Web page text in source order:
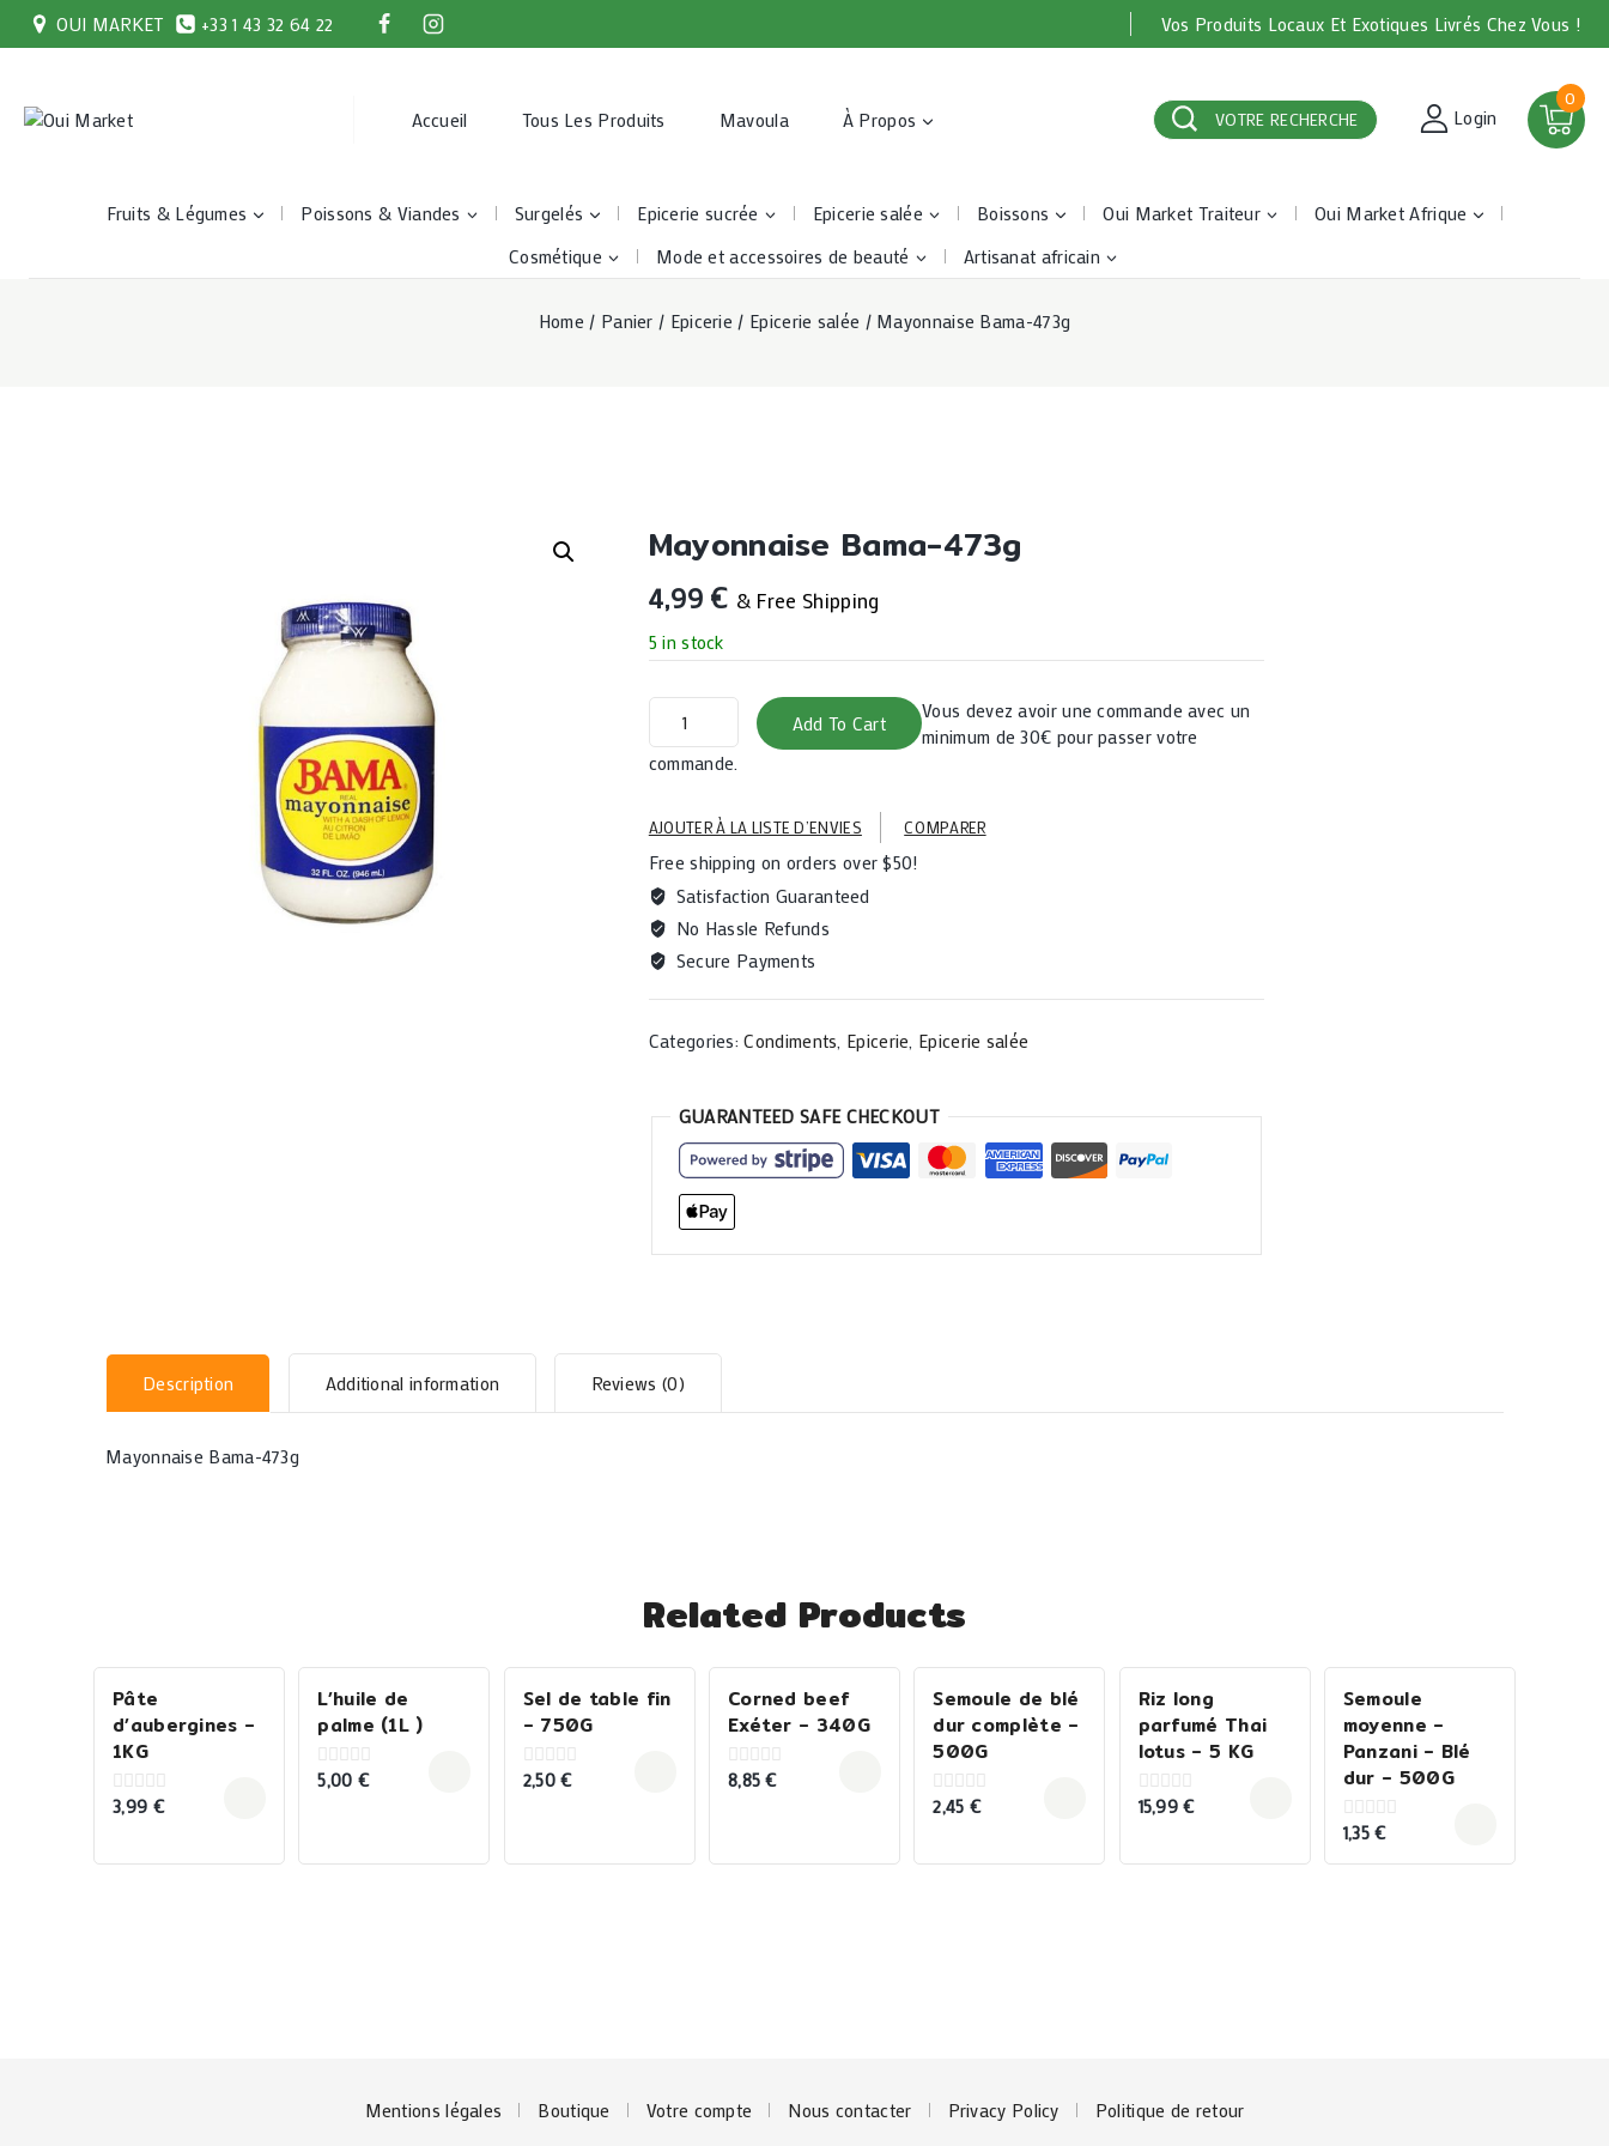
OUI MARKET +33 1 43 32 64 22 Vos Produits Locaux Et Exotiques Livrés Chez Vous !
Accueil Tous Les Produits Mavoula À Propos VOTRE RECHERCHE Login
0
Fruits & Légumes Poissons & Viandes Surgelés Epicerie sucrée Epicerie salée Boissons Oui Market Traiteur
Oui Market Afrique
Cosmétique
Mode et accessoires de beauté Artisanat africain
Home / Panier / Epicerie / Epicerie salée / Mayonnaise Bama-473g
Mayonnaise Bama-473g
4,99 € & Free Shipping
5 in stock
Bama-
473g
Add To Cart
Vous devez avoir une commande avec un
minimum de 30€ pour passer votre
commande.
AJOUTER À LA LISTE D’ENVIES COMPARER
Free shipping on orders over $50!
Satisfaction Guaranteed
No Hassle Refunds
Secure Payments
Categories:Condiments, Epicerie, Epicerie salée
GUARANTEED SAFE CHECKOUT
Description Additional information Reviews (0)
Mayonnaise Bama-473g
Related Products
Pâte
d’aubergines –
1KG
0
3,99 €
L’huile de
palme (1L )
0
5,00 €
Sel de table fin
– 750G
0
2,50€
Corned beef
Exéter – 340G
0
8,85€
Semoule de blé
dur complète –
500G
0
2,45 €
Riz long
parfumé Thai
lotus – 5 KG
0
15,99€
Semoule
moyenne –
Panzani – Blé
dur – 500G
0
of
1,35€
Mentions légales Boutique Votre compte Nous contacter Privacy Policy Politique de retour